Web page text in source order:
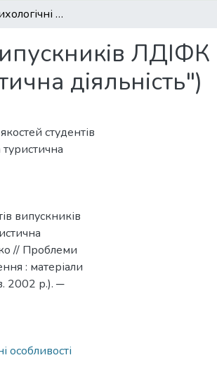
Соціально-психологічні особливості студентів випускників ЛДІФК (спеціалізація "Рекреаційно-оздоровча та туристична діяльність")
ЛДІФК
діяльність")
студентів
випускників
// Проблеми
: матеріали
2002 р.). ─
особливості